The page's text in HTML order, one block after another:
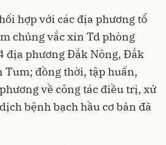
hợp với các địa phương tổ
chủng vắc xin Td phòng
địa phương Đắk Nông, Đắk
Tum; đồng thời, tập huấn,
về công tác điều trị, xử
bệnh bạch hầu cơ bản đã